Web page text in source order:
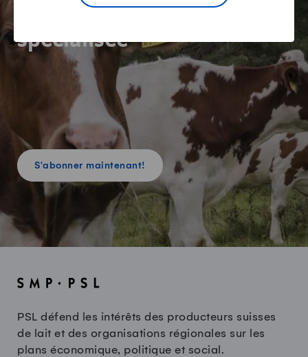
notre newsletter
spécialisée
S'abonner maintenant!
PSL défend les intérêts des producteurs suisses
de lait et des organisations régionales sur les
plans économique, politique et social.